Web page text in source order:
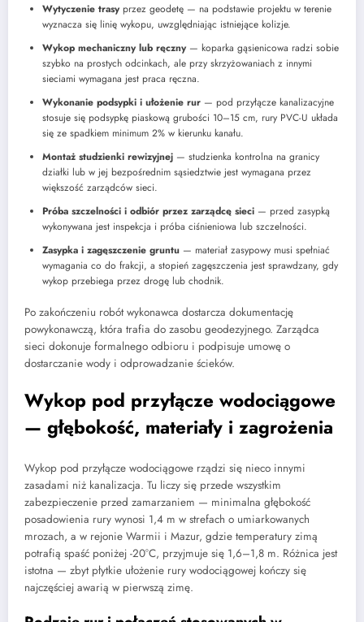
Wytyczenie trasyprzez geodetę — na podstawie projektu w terenie
wyznacza się linię wykopu, uwzględniając istniejące kolizje.
Wykop mechaniczny lub ręczny— koparka gąsienicowa radzi sobie
szybko na prostych odcinkach, ale przy skrzyżowaniach z innymi
sieciami wymagana jest praca ręczna.
Wykonanie podsypki i ułożenie rur — pod przyłącze kanalizacyjne
stosuje się podsypkę piaskową grubości 10–15 cm, rury PVC-U układa
się ze spadkiem minimum 2% w kierunku kanału.
Montaż studzienki rewizyjnej — studzienka kontrolna na granicy
działki lub w jej bezpośrednim sąsiedztwie jest wymagana przez
większość zarządców sieci.
Próba szczelności i odbiór przez zarządcę sieci — przed zasypką
wykonywana jest inspekcja i próba ciśnieniowa lub szczelności.
Zasypka i zagęszczenie gruntu — materiał zasypowy musi spełniać
wymagania co do frakcji, a stopień zagęszczenia jest sprawdzany, gdy
wykop przebiega przez drogę lub chodnik.
Po zakończeniu robót wykonawca dostarcza dokumentację
powykonawczą, która trafia do zasobu geodezyjnego. Zarządca
sieci dokonuje formalnego odbioru i podpisuje umowę o
dostarczanie wody i odprowadzanie ścieków.
Wykop pod przyłącze wodociągowe
— głębokość, materiały i zagrożenia
Wykop pod przyłącze wodociągowe rządzi się nieco innymi
zasadami niż kanalizacja. Tu liczy się przede wszystkim
zabezpieczenie przed zamarzaniem — minimalna głębokość
posadowienia rury wynosi 1,4 m w strefach o umiarkowanych
mrozach, a w rejonie Warmii i Mazur, gdzie temperatury zimą
potrafią spaść poniżej -20°C, przyjmuje się 1,6–1,8 m. Różnica jest
istotna — zbyt płytkie ułożenie rury wodociągowej kończy się
najczęściej awarią w pierwszą zimę.